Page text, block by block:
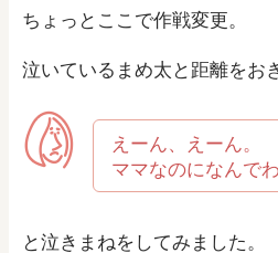
ちょっとここで作戦変更。
泣いているまめ太と距離をお
えーん、えーん。
ママなのになんで
と泣きまねをしてみました。